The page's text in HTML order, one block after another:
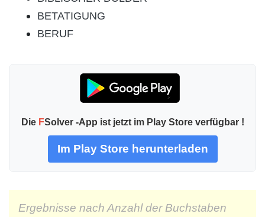
BETATIGUNG
BERUF
Die FSolver -App ist jetzt im Play Store verfügbar !
Im Play Store herunterladen
Ergebnisse nach Anzahl der Buchstaben